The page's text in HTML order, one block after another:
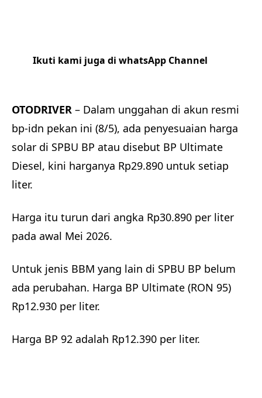
Ikuti kami juga di whatsApp Channel
OTODRIVER – Dalam unggahan di akun resmi
bp-idn pekan ini (8/5), ada penyesuaian harga
solar di SPBU BP atau disebut BP Ultimate
Diesel, kini harganya Rp29.890 untuk setiap
liter.
Harga itu turun dari angka Rp30.890 per liter
pada awal Mei 2026.
Untuk jenis BBM yang lain di SPBU BP belum
ada perubahan. Harga BP Ultimate (RON 95)
Rp12.930 per liter.
Harga BP 92 adalah Rp12.390 per liter.